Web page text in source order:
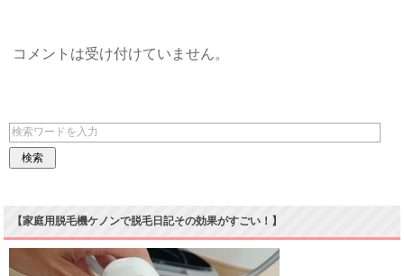
コメントは受け付けていません。
【家庭用脱毛機ケノンで脱毛日記その効果がすごい！】